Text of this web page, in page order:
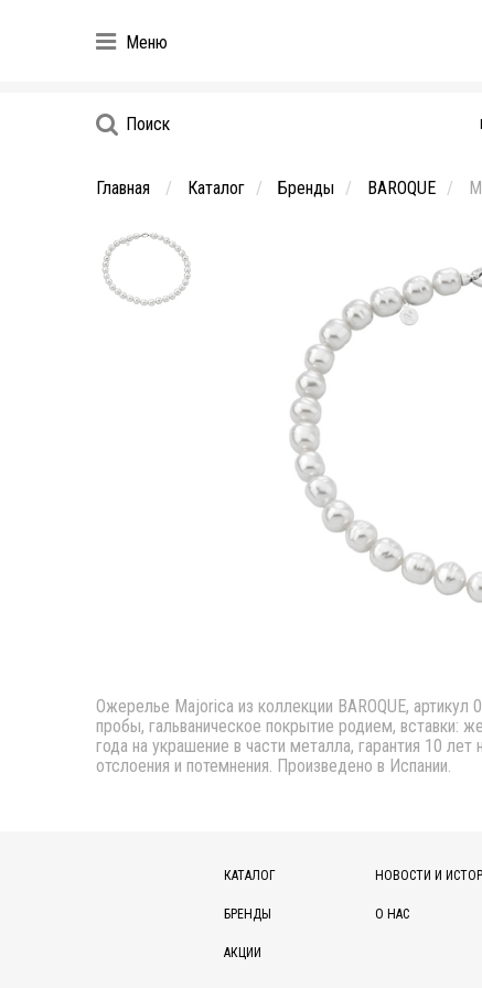
Меню
Поиск
Главная Каталог Бренды BAROQUE
Ожерелье Majorica из коллекции BAROQUE,
пробы, гальваническое покрытие родием, вставки:
года на украшение в части металла, гарантия 10 лет
отслоения и потемнения. Произведено в Испании.
КАТАЛОГ
БРЕНДЫ
АКЦИИ
НОВОСТИ И
О НАС